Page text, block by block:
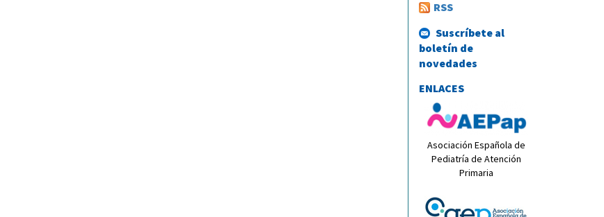
RSS
Suscríbete al
boletín de
novedades
ENLACES
Asociación Española de
Pediatría de Atención
Primaria